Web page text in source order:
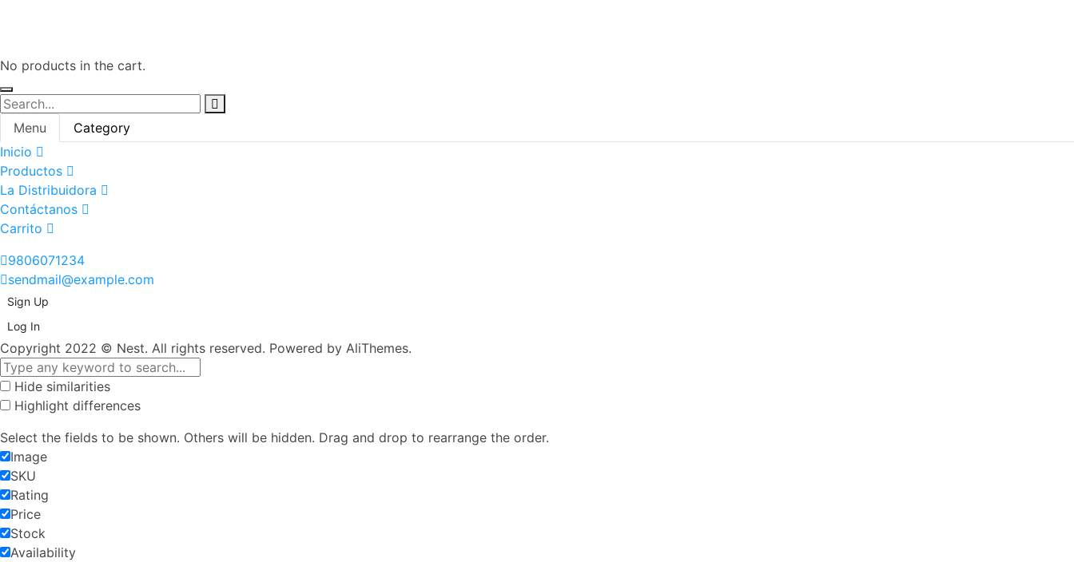
No products in the cart.
Menu
Category
Inicio
Productos
La Distribuidora
Contáctanos
Carrito
9806071234
sendmail@example.com
Sign Up
Log In
Copyright 2022 © Nest. All rights reserved. Powered by AliThemes.
Hide similarities
Highlight differences
Select the fields to be shown. Others will be hidden. Drag and drop to rearrange the order.
Image
SKU
Rating
Price
Stock
Availability